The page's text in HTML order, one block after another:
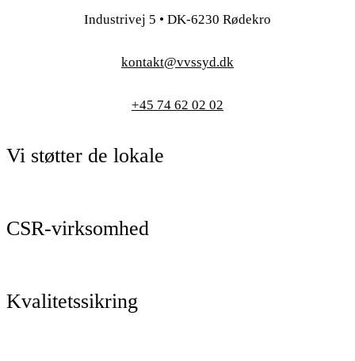
Industrivej 5 • DK-6230 Rødekro
kontakt@vvssyd.dk
+45 74 62 02 02
Vi støtter de lokale
CSR-virksomhed
Kvalitetssikring